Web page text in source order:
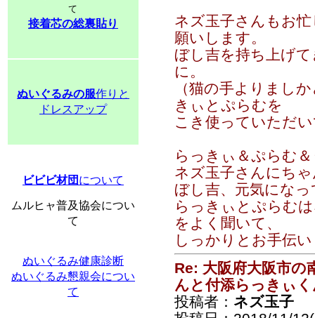
て
接着芯の総裏貼り
ぬいぐるみの服作りと
ドレスアップ
ビビビ材団 について
ムルヒャ普及協会につい
て
ぬいぐるみ健康診断
ぬいぐるみ懇親会につい
て
ネズ玉子さんもお
願いします。
ぼし吉を持ち上げ
に。
（猫の手よりまし
きぃとぷらむを
こき使っていただ
らっきぃ＆ぷらむ
ネズ玉子さんにち
ぼし吉、元気にな
らっきぃとぷらむ
をよく聞いて、
しっかりとお手伝
Re: 大阪府大阪市の
んと付添らっきぃ
投稿者： ネズ玉子